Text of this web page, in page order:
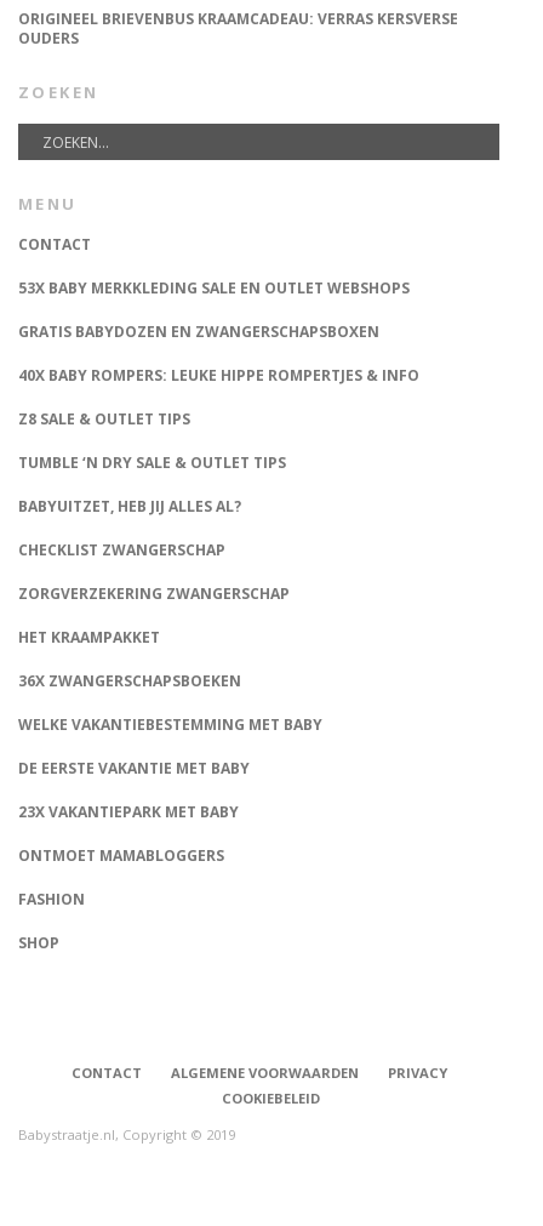
ORIGINEEL BRIEVENBUS KRAAMCADEAU: VERRAS KERSVERSE
OUDERS
ZOEKEN
MENU
CONTACT
53X BABY MERKKLEDING SALE EN OUTLET WEBSHOPS
GRATIS BABYDOZEN EN ZWANGERSCHAPSBOXEN
40X BABY ROMPERS: LEUKE HIPPE ROMPERTJES & INFO
Z8 SALE & OUTLET TIPS
TUMBLE ‘N DRY SALE & OUTLET TIPS
BABYUITZET, HEB JIJ ALLES AL?
CHECKLIST ZWANGERSCHAP
ZORGVERZEKERING ZWANGERSCHAP
HET KRAAMPAKKET
36X ZWANGERSCHAPSBOEKEN
WELKE VAKANTIEBESTEMMING MET BABY
DE EERSTE VAKANTIE MET BABY
23X VAKANTIEPARK MET BABY
ONTMOET MAMABLOGGERS
FASHION
SHOP
CONTACT ALGEMENE VOORWAARDEN
PRIVACY
COOKIEBELEID
Babystraatje.nl, Copyright © 2019